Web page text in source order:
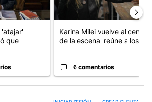
'atajar'
que
Karina Milei vuelve al centro
de la escena: reúne a los...
6 comentarios